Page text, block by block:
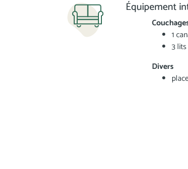
Équipement
1
3
Divers